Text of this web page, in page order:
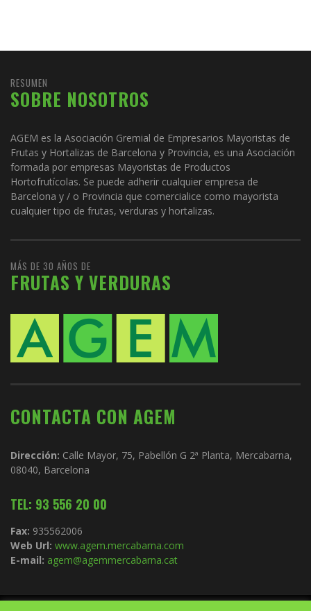
RESUMEN
SOBRE NOSOTROS
AGEM es la Asociación Gremial de Empresarios Mayoristas de
Frutas y Hortalizas de Barcelona y Provincia, es una Asociación
formada por empresas Mayoristas de Productos
Hortofrutícolas. Se puede adherir cualquier empresa de
Barcelona y / o Provincia que comercialice como mayorista
cualquier tipo de frutas, verduras y hortalizas.
MÁS DE 30 AÑOS DE
FRUTAS Y VERDURAS
CONTACTA CON AGEM
Dirección: Calle Mayor, 75, Pabellón G 2ª Planta, Mercabarna,
08040, Barcelona
TEL: 93 556 20 00
Fax: 935562006
Web Url: www.agem.mercabarna.com
E-mail: agem@agemmercabarna.cat